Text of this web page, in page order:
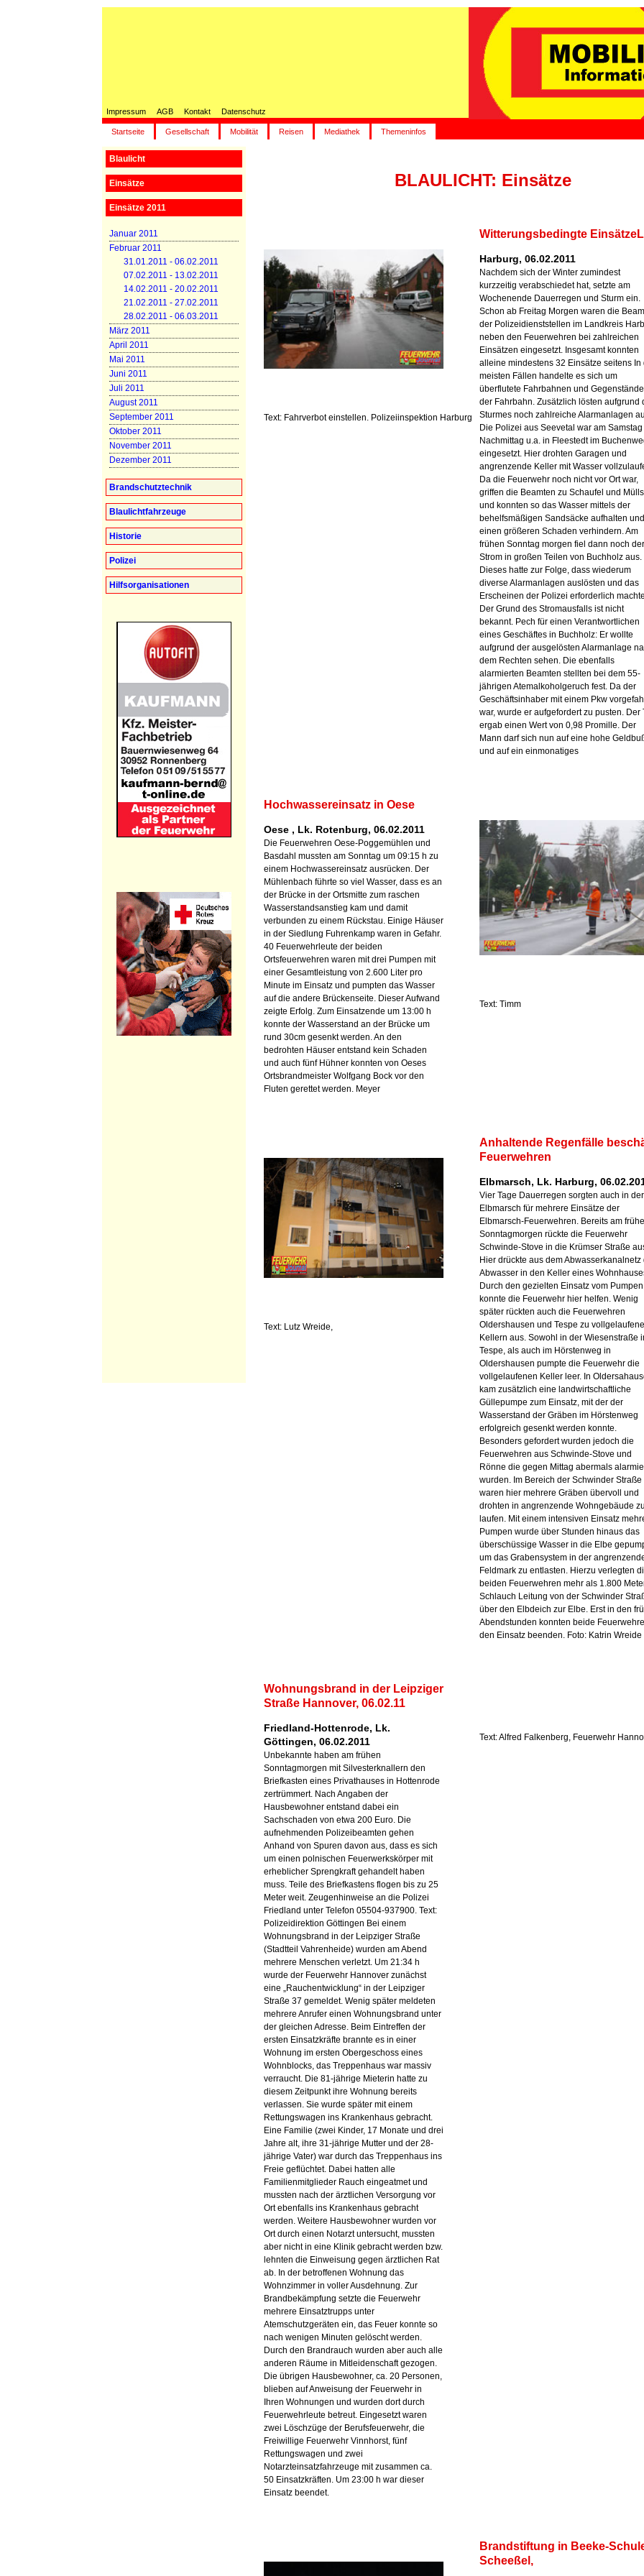
Impressum AGB Kontakt Datenschutz
Startseite Gesellschaft Mobilität Reisen Mediathek Themeninfos
Blaulicht
Einsätze
Einsätze 2011
Januar 2011
Februar 2011
31.01.2011 - 06.02.2011
07.02.2011 - 13.02.2011
14.02.2011 - 20.02.2011
21.02.2011 - 27.02.2011
28.02.2011 - 06.03.2011
März 2011
April 2011
Mai 2011
Juni 2011
Juli 2011
August 2011
September 2011
Oktober 2011
November 2011
Dezember 2011
Brandschutztechnik
Blaulichtfahrzeuge
Historie
Polizei
Hilfsorganisationen
BLAULICHT: Einsätze
Text: Fahrverbot einstellen. Polizeiinspektion Harburg
Witterungsbedingte
Harburg, 06.02.2011
Nachdem sich der Winter zumindest
kurzzeitig verabschiedet hat, setzte am
Wochenende Dauerregen und Sturm ein.
Schon ab Freitag Morgen waren die
der Polizeidienststellen im Landkreis
neben den Feuerwehren bei zahlreichen
Einsätzen eingesetzt. Insgesamt konnten
alleine mindestens 32 Einsätze seitens In
meisten Fällen handelte es sich um
überflutete Fahrbahnen und
der Fahrbahn. Zusätzlich lösten aufgrund
Sturmes noch zahlreiche Alarmanlagen
Die Polizei aus Seevetal war am Samstag
Nachmittag u.a. in Fleestedt im
eingesetzt. Hier drohten Garagen und
angrenzende Keller mit Wasser
Da die Feuerwehr noch nicht vor Ort war,
griffen die Beamten zu Schaufel und
und konnten so das Wasser mittels der
behelfsmäßigen Sandsäcke aufhalten und
einen größeren Schaden verhindern. Am
frühen Sonntag morgen fiel dann noch der
Strom in großen Teilen von Buchholz aus.
Dieses hatte zur Folge, dass wiederum
diverse Alarmanlagen auslösten und das
Erscheinen der Polizei erforderlich
Der Grund des Stromausfalls ist nicht
bekannt. Pech für einen Verantwortlichen
eines Geschäftes in Buchholz: Er wollte
aufgrund der ausgelösten Alarmanlage
dem Rechten sehen. Die ebenfalls
alarmierten Beamten stellten bei dem 55-
jährigen Atemalkoholgeruch fest. Da der
Geschäftsinhaber mit einem Pkw
war, wurde er aufgefordert zu pusten. Der
ergab einen Wert von 0,98 Promille. Der
Mann darf sich nun auf eine hohe
und auf ein einmonatiges
Text: Timm
Hochwassereinsatz in Oese
Oese , Lk. Rotenburg, 06.02.2011
Die Feuerwehren Oese-Poggemühlen und
Basdahl mussten am Sonntag um 09:15 h zu
einem Hochwassereinsatz ausrücken. Der
Mühlenbach führte so viel Wasser, dass es an
der Brücke in der Ortsmitte zum raschen
Wasserstandsanstieg kam und damit
verbunden zu einem Rückstau. Einige Häuser
in der Siedlung Fuhrenkamp waren in Gefahr.
40 Feuerwehrleute der beiden
Ortsfeuerwehren waren mit drei Pumpen mit
einer Gesamtleistung von 2.600 Liter pro
Minute im Einsatz und pumpten das Wasser
auf die andere Brückenseite. Dieser Aufwand
zeigte Erfolg. Zum Einsatzende um 13:00 h
konnte der Wasserstand an der Brücke um
rund 30cm gesenkt werden. An den
bedrohten Häuser entstand kein Schaden
und auch fünf Hühner konnten von Oeses
Ortsbrandmeister Wolfgang Bock vor den
Fluten gerettet werden. Meyer
Text: Lutz Wreide,
Anhaltende Regenfälle
Feuerwehren
Elbmarsch, Lk. Harburg,
Vier Tage Dauerregen sorgten auch in der
Elbmarsch für mehrere Einsätze der
Elbmarsch-Feuerwehren. Bereits am
Sonntagmorgen rückte die Feuerwehr
Schwinde-Stove in die Krümser Straße
Hier drückte aus dem Abwasserkanalnetz
Abwasser in den Keller eines
Durch den gezielten Einsatz vom Pumpen
konnte die Feuerwehr hier helfen. Wenig
später rückten auch die Feuerwehren
Oldershausen und Tespe zu
Kellern aus. Sowohl in der Wiesenstraße
Tespe, als auch im Hörstenweg in
Oldershausen pumpte die Feuerwehr die
vollgelaufenen Keller leer. In
kam zusätzlich eine landwirtschaftliche
Güllepumpe zum Einsatz, mit der der
Wasserstand der Gräben im Hörstenweg
erfolgreich gesenkt werden konnte.
Besonders gefordert wurden jedoch die
Feuerwehren aus Schwinde-Stove und
Rönne die gegen Mittag abermals
wurden. Im Bereich der Schwinder Straße
waren hier mehrere Gräben übervoll und
drohten in angrenzende Wohngebäude zu
laufen. Mit einem intensiven Einsatz
Pumpen wurde über Stunden hinaus das
überschüssige Wasser in die Elbe
um das Grabensystem in der
Feldmark zu entlasten. Hierzu verlegten
beiden Feuerwehren mehr als 1.800
Schlauch Leitung von der Schwinder
über den Elbdeich zur Elbe. Erst in den
Abendstunden konnten beide
den Einsatz beenden. Foto: Katrin Wreide
Text: Alfred Falkenberg, Feuerwehr
Wohnungsbrand in der Leipziger
Straße Hannover, 06.02.11
Friedland-Hottenrode, Lk.
Göttingen, 06.02.2011
Unbekannte haben am frühen
Sonntagmorgen mit Silvesterknallern den
Briefkasten eines Privathauses in Hottenrode
zertrümmert. Nach Angaben der
Hausbewohner entstand dabei ein
Sachschaden von etwa 200 Euro. Die
aufnehmenden Polizeibeamten gehen
Anhand von Spuren davon aus, dass es sich
um einen polnischen Feuerwerkskörper mit
erheblicher Sprengkraft gehandelt haben
muss. Teile des Briefkastens flogen bis zu 25
Meter weit. Zeugenhinweise an die Polizei
Friedland unter Telefon 05504-937900. Text:
Polizeidirektion Göttingen Bei einem
Wohnungsbrand in der Leipziger Straße
(Stadtteil Vahrenheide) wurden am Abend
mehrere Menschen verletzt. Um 21:34 h
wurde der Feuerwehr Hannover zunächst
eine „Rauchentwicklung“ in der Leipziger
Straße 37 gemeldet. Wenig später meldeten
mehrere Anrufer einen Wohnungsbrand unter
der gleichen Adresse. Beim Eintreffen der
ersten Einsatzkräfte brannte es in einer
Wohnung im ersten Obergeschoss eines
Wohnblocks, das Treppenhaus war massiv
verraucht. Die 81-jährige Mieterin hatte zu
diesem Zeitpunkt ihre Wohnung bereits
verlassen. Sie wurde später mit einem
Rettungswagen ins Krankenhaus gebracht.
Eine Familie (zwei Kinder, 17 Monate und drei
Jahre alt, ihre 31-jährige Mutter und der 28-
jährige Vater) war durch das Treppenhaus ins
Freie geflüchtet. Dabei hatten alle
Familienmitglieder Rauch eingeatmet und
mussten nach der ärztlichen Versorgung vor
Ort ebenfalls ins Krankenhaus gebracht
werden. Weitere Hausbewohner wurden vor
Ort durch einen Notarzt untersucht, mussten
aber nicht in eine Klinik gebracht werden bzw.
lehnten die Einweisung gegen ärztlichen Rat
ab. In der betroffenen Wohnung das
Wohnzimmer in voller Ausdehnung. Zur
Brandbekämpfung setzte die Feuerwehr
mehrere Einsatztrupps unter
Atemschutzgeräten ein, das Feuer konnte so
nach wenigen Minuten gelöscht werden.
Durch den Brandrauch wurden aber auch alle
anderen Räume in Mitleidenschaft gezogen.
Die übrigen Hausbewohner, ca. 20 Personen,
blieben auf Anweisung der Feuerwehr in
Ihren Wohnungen und wurden dort durch
Feuerwehrleute betreut. Eingesetzt waren
zwei Löschzüge der Berufsfeuerwehr, die
Freiwillige Feuerwehr Vinnhorst, fünf
Rettungswagen und zwei
Notarzteinsatzfahrzeuge mit zusammen ca.
50 Einsatzkräften. Um 23:00 h war dieser
Einsatz beendet.
Brandstiftung in Beeke-
Scheeßel,